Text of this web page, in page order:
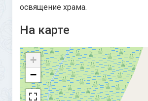
освящение храма.
На карте
+
−